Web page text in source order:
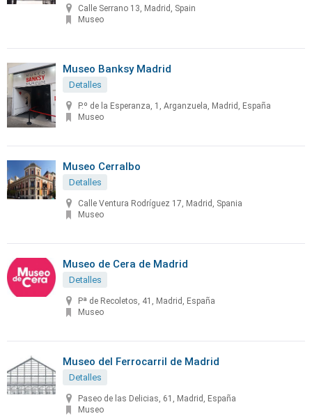
Calle Serrano 13, Madrid, Spain
Museo
Museo Banksy Madrid
Detalles
P.º de la Esperanza, 1, Arganzuela, Madrid, España
Museo
Museo Cerralbo
Detalles
Calle Ventura Rodríguez 17, Madrid, Spania
Museo
Museo de Cera de Madrid
Detalles
Pª de Recoletos, 41, Madrid, España
Museo
Museo del Ferrocarril de Madrid
Detalles
Paseo de las Delicias, 61, Madrid, España
Museo